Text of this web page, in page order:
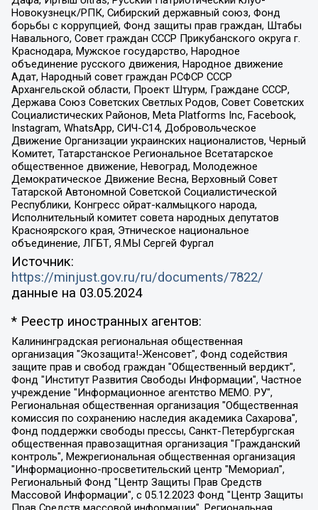
Новокузнецк/РПК, Сибирский державный союз, Фонд
борьбы с коррупцией, Фонд защиты прав граждан, Штабы
Навального, Совет граждан СССР Прикубанского округа г.
Краснодара, Мужское государство, Народное
объединение русского движения, Народное движение
Адат, Народный совет граждан РСФСР СССР
Архангельской области, Проект Штурм, Граждане СССР,
Держава Союз Советских Светлых Родов, Совет Советских
Социалистических Районов, Meta Platforms Inc, Facebook,
Instagram, WhatsApp, СИЧ-С14, Добровольческое
Движение Организации украинских националистов, Черный
Комитет, Татарстанское Региональное Всетатарское
общественное движение, Невоград, Молодежное
Демократическое Движение Весна, Верховный Совет
Татарской Автономной Советской Социалистической
Республики, Конгресс ойрат-калмыцкого народа,
Исполнительный комитет совета народных депутатов
Красноярского края, Этническое национальное
объединение, ЛГБТ, Я.МЫ Сергей Фургал
Источник:
https://minjust.gov.ru/ru/documents/7822/
данные на 03.05.2024
* Реестр иностранных агентов:
Калининградская региональная общественная организация "Экозащита!-Женсовет", Фонд содействия защите прав и свобод граждан "Общественный вердикт", Фонд "Институт Развития Свободы Информации", Частное учреждение "Информационное агентство МЕМО. РУ", Региональная общественная организация "Общественная комиссия по сохранению наследия академика Сахарова", Фонд поддержки свободы прессы, Санкт-Петербургская общественная правозащитная организация "Гражданский контроль", Межрегиональная общественная организация "Информационно-просветительский центр "Мемориал", Региональный Фонд "Центр Защиты Прав Средств Массовой Информации", с 05.12.2023 Фонд "Центр Защиты Прав Средств массовой информации", Региональная общественная благотворительная организация помощи беженцам и мигрантам "Гражданское содействие", Негосударственное образовательное учреждение дополнительного профессионального образования (повышение квалификации) специалистов "АКАДЕМИЯ ПО ПРАВАМ ЧЕЛОВЕКА", Свердловская региональная общественная организация "Сутяжник", Автономная некоммерческая организация "Центр независимых социологических исследований", Союз общественных объединений "Российский исследовательский центр по правам человека", Региональное общественное учреждение научно-информационный центр "МЕМОРИАЛ", Некоммерческая организация "Фонд защиты гласности", Автономная некоммерческая организация "Институт прав человека", Городская общественная организация "Екатеринбургское общество "МЕМОРИАЛ", Городская общественная организация "Рязанское историко-просветительское и правозащитное общество "Мемориал" (Рязанский Мемориал), Челябинский региональный орган общественной самодеятельности – женское общественное объединение "Женщины Евразии", Челябинский региональный орган общественной самодеятельности "Уральская правозащитная группа", Фонд содействия защите здоровья и социальной справедливости имени Андрея Рылькова, Автономная Некоммерческая Организация "Аналитический Центр Юрия Левады", Автономная некоммерческая организация социальной поддержки населения "Проект Апрель", Региональная общественная организация помощи женщинам и детям, находящимся в кризисной ситуации "Информационно-методический центр "Анна", Фонд содействия развитию массовых коммуникаций и правовому просвещению "Так-так-Так", Фонд содействия устойчивому развитию "Серебряная тайга", Свердловский региональный общественный фонд социальных проектов "Новое время", "Idel.Реалии", Кавказ.Реалии, Крым.Реалии, Телеканал Настоящее Время, Татаро-башкирская служба Радио Свобода (Azatliq Radiosi), Радио Свободная Европа/Радио Свобода (PCE/PC), "Сибирь.Реалии", "Фактограф", Благотворительный фонд помощи осужденным и их семьям, Автономная некоммерческая организация "Институт глобализации и социальных движений", Фонд "В защиту прав заключенных", Частное учреждение "Центр поддержки и содействия развитию средств массовой информации", Пензенский региональный общественный благотворительный фонд "Гражданский союз", "Север.Реалии", Некоммерческая организация Фонд "Правовая инициатива", Общество с ограниченной ответственностью "Радио Свободная Европа/Радио Свобода", Чешское информационное агентство "MEDIUM-ORIENT", Красноярская региональная общественная организация "Мы против СПИДа", Камалягин Денис Николаевич, Маркелов Сергей Евгеньевич, Пономарев Лев Александрович, Савицкая Людмила Алексеевна, Автономная некоммерческая организация "Центр по работе с проблемой насилия "НАСИЛИЮ.НЕТ", Межрегиональный профессиональный союз работников здравоохранения "Альянс врачей", Юридическое лицо, зарегистрированное в Латвийской Республике, SIA "Medusa Project" (регистрационный номер 40103797863, дата регистрации 10.06.2014), Некоммерческая организация "Фонд по борьбе с коррупцией", Автономная некоммерческая организация "Институт права и публичной политики", Баданин Роман Сергеевич, Гликин Максим Александрович, Железнова Мария Михайловна, Лукьянова Юлия Сергеевна, Маетная Елизавета Витальевна, Маняхин Петр Борисович, Чуракова Ольга Владимировна, Ярош Юлия Петровна, Юридическое лицо "The Insider SIA", зарегистрированное в Риге, Латвийская Республика (дата регистрации 26.06.2015), являющееся администратором доменного имени интернет-издания "The Insider SIA", https://theins.ru, Постернак Алексей Евгеньевич, Рубин Михаил Аркадьевич, Анин Роман Александрович, Юридическое лицо Istories fonds, зарегистрированное в Латвийской Республике (регистрационный номер 50008295751, дата регистрации 24.02.2020), Великовский Дмитрий Александрович, Долинина Ирина Николаевна, Мароховская Алеся Алексеевна, Шлейнов Роман Юрьевич, Шмагун Олеся Валентиновна, Общество с ограниченной ответственностью "Альтаир 2021", Общество с ограниченной ответственностью "Вега 2021", Общество с ограниченной ответственностью "Главный редактор 2021", Общество с ограниченной ответственностью "Ромашки монолит", Важенков Артем Валерьевич, Ивановская областная общественная организация "Центр гендерных исследований", Гурман Юрий Альбертович, Медиапроект "ОВД-Инфо", Егоров Владимир Владимирович, Жилинский Владимир Александрович, Общество с ограниченной ответственностью "ЗП", Иванова София Юрьевна, Карезина Инна Павловна, Кильтау Екатерина Викторовна, Петров Алексей Викторович, Пискунов Сергей Евгеньевич, Смирнов Сергей Сергеевич, Тихонов Михаил Сергеевич, Общество с ограниченной ответственностью "ЖУРНАЛИСТ-ИНОСТРАННЫЙ АГЕНТ", Арапова Галина Юрьевна, Вольтская Татьяна Анатольевна, Американская компания "Mason G.E.S. Anonymous Foundation" (США), являющаяся владельцем интернет-издания https://mnews.world/, Компания "Stichting Bellingcat", зарегистрированная в Нидерландах (дата регистрации 11.07.2018), Захаров Андрей Вячеславович, Клепиковская Екатерина Дмитриевна, Общество с ограниченной ответственностью "МЕМО", Перл Роман Александрович, Симонов Евгений Алексеевич, Соловьева Елена Анатольевна, Сотников Даниил Владимирович, Сурначева Елизавета Дмитриевна, Автономная некоммерческая организация по защите прав человека и информированию населения "Якутия – Наше Мнение", Общество с ограниченной ответственностью "Москоу диджитал медиа", с 26.01.2023 Общество с ограниченной ответственностью "Чайка Белые сады", Ветошкина Валерия Валерьевна, Заговора Максим Александрович, Межрегиональное общественное движение "Российская ЛГБТ - сеть", Оленичев Максим Владимирович, Павлов Иван Юрьевич, Скворцова Елена Сергеевна, Общество с ограниченной ответственностью "Как бы инагент", Кочетков Игорь Викторович, Общество с ограниченной ответственностью "Честные выборы", Еланчик Олег Александрович, Общество с ограниченной ответственностью "Нобелевский призыв", Гималова Регина Эмилевна, Григорьев Андрей Валерьевич, Григорьева Алина Александровна, Ассоциация по содействию защите прав призывников, альтернативнослужащих и военнослужащих "Правозащитная группа "Гражданин.Армия.Право", Хисамова Регина Фаритовна, Автономная некоммерческая организация по реализации социально-правовых программ "Лилит", Дальневосточное общественное движение "Маяк", Санкт-Петербургская ЛГБТ-инициативная группа "Выход", Инициативная группа ЛГБТ+ "Реверс", Алексеев Андрей Викторович, Бекбулатова Таисия Львовна, Беляев Иван Михайлович, Владыкина Елена Сергеевна, Гельман Марат Александрович, Никульшина Вероника Юрьевна, Толоконникова Надежда Андреевна, Шендерович Виктор Анатольевич, Общество с ограниченной ответственностью "Данное сообщение", Общество с ограниченной ответственностью Издательский дом "Новая глава", Айнбиндер Александра Александровна, Московский комьюнити-центр для ЛГБТ+инициатив, Благотворительный фонд развития филантропии, Deutsche Welle (Германия, Kurt-Schumacher-Strasse 3, 53113 Bonn), Борзунова Мария Михайловна, Воробьев Виктор Викторович, Голубева Анна Львовна, Константинова Алла Михайловна, Малкова Ирина Владимировна, Мурадов Мурад Абдулгалимович, Осетинская Елизавета Николаевна, Понасенков Евгений Николаевич, Ганапольский Матвей Юрьевич, Киселев Евгений Алексеевич, Борухович Ирина Григорьевна, Дремин Иван Тимофеевич, Дубровский Дмитрий Викторович, Красноярская региональная общественная организация поддержки и развития альтернативных образовательных технологий и межкультурных коммуникаций "ИНТЕРРА", Маяковская Екатерина Алексеевна, Фейгин Марк Захарович, Филимонов Андрей Викторович, Дзугкоева Регина Николаевна, Доброхотов Роман Александрович, Дудь Юрий Александрович, Елкин Сергей Владимирович, Кругликов Кирилл Игоревич, Сабунаева Мария Леонидовна, Семенов Алексей Владимирович, Шаинян Карен Багратович, Шульман Екатерина Михайловна, Асафьев Артур Валерьевич, Вахштайн Виктор Семенович, Венедиктов Алексей Алексеевич, Лушникова Екатерина Евгеньевна, Волков Леонид Михайлович, Невзоров Александр Глебович, Пархоменко Сергей Борисович, Сироткин Ярослав Николаевич, Кара-Мурза Владимир Владимирович, Баранова Наталья Владимировна, Гозман Леонид Яковлевич, Кагарлицкий Борис Юльевич, Климарев Михаил Валерьевич, Милов Владимир Станиславович, Автономная некоммерческая организация Краснодарский центр современного искусства "Типография", Моргенштерн Алишер Тагирович, Соболь Любовь Эдуардовна, Общество с ограниченной ответственностью "ЛИЗА НОРМ", Каспаров Гарри Кимович, Ходорковский Михаил Борисович, Общество с ограниченной ответственностью "Апрельские тезисы", Данилович Ирина Брониславовна, Кашин Олег Владимирович, Петров Николай Владимирович, Пивоваров Алексей Владимирович, Соколов Михаил Владимирович, Цветкова Юлия Владимировна, Чичваркин Евгений Александрович, Комитет против пыток/Команда против пыток, Общество с ограниченной ответственностью "Первый научный", Общество с ограниченной ответственностью "Вертолет и ко", Белоцерковская Вероника Борисовна, Кац Максим Евгеньевич, Лазарева Татьяна Юрьевна, Шаведдинов Руслан Табризович, Яшин Илья Валерьевич, Общество с ограниченной ответственностью "Иноагент ААВ", Алешковский Дмитрий Петрович, Альбац Евгения Марковна, Быков Дмитрий Львович, Галямина Юлия Евгеньевна, Лойко Сергей Леонидович, Мартынов Кирилл Константинович, Медведев Сергей Александрович, Крашенинников Федор Геннадиевич, Гордеева Катерина Вл